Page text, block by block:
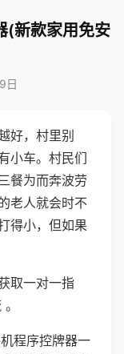
(新款家用免安
日
好，村里别
小车。村民们
餐为而奔波劳
老人就会时不
得小，但如果
取一对一指
程序控牌器一